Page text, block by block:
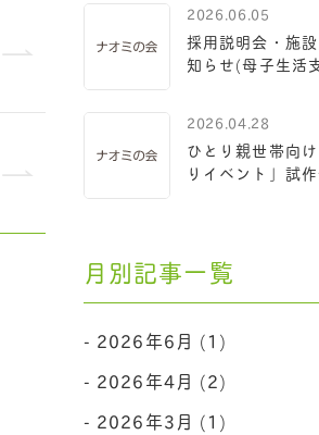
2026.06.05
採用説明会・施
知らせ(母子生活
2026.04.28
ひとり親世帯向
りイベント」試
月別記事一覧
2026年6月 (1)
2026年4月 (2)
2026年3月 (1)